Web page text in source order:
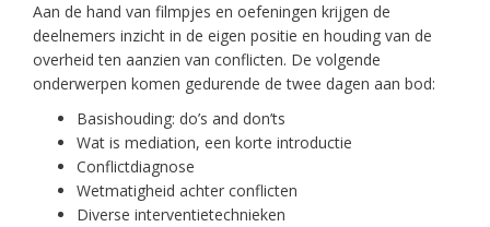
Aan de hand van filmpjes en oefeningen krijgen de
deelnemers inzicht in de eigen positie en houding van de
overheid ten aanzien van conflicten. De volgende
onderwerpen komen gedurende de twee dagen aan bod:
Basishouding: do’s and don’ts
Wat is mediation, een korte introductie
Conflictdiagnose
Wetmatigheid achter conflicten
Diverse interventietechnieken